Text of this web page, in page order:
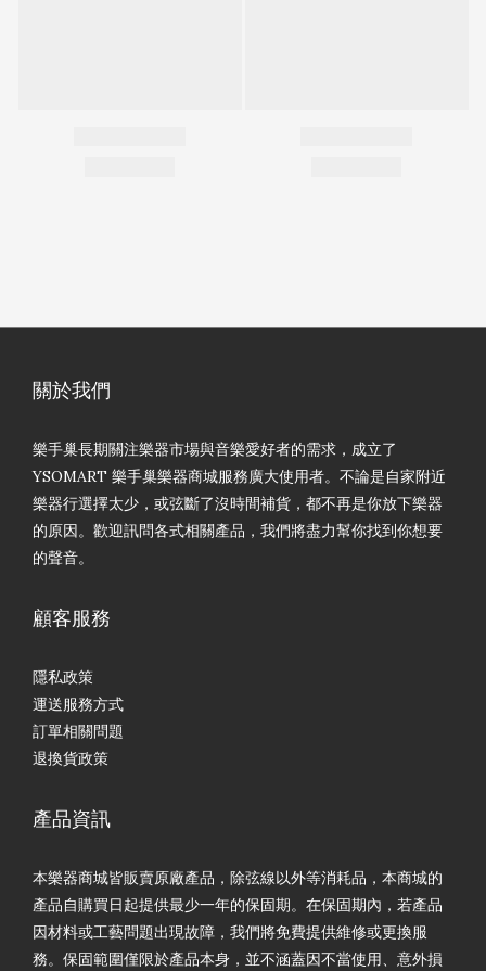
關於我們
樂手巢長期關注樂器市場與音樂愛好者的需求，成立了
YSOMART 樂手巢樂器商城服務廣大使用者。不論是自家附近
樂器行選擇太少，或弦斷了沒時間補貨，都不再是你放下樂器
的原因。歡迎訊問各式相關產品，我們將盡力幫你找到你想要
的聲音。
顧客服務
隱私政策
運送服務方式
訂單相關問題
退換貨政策
產品資訊
本樂器商城皆販賣原廠產品，除弦線以外等消耗品，本商城的
產品自購買日起提供最少一年的保固期。在保固期內，若產品
因材料或工藝問題出現故障，我們將免費提供維修或更換服
務。保固範圍僅限於產品本身，並不涵蓋因不當使用、意外損